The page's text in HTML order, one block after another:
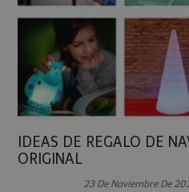
IDEAS DE REGALO DE
ORIGINAL
23 De Noviembre De